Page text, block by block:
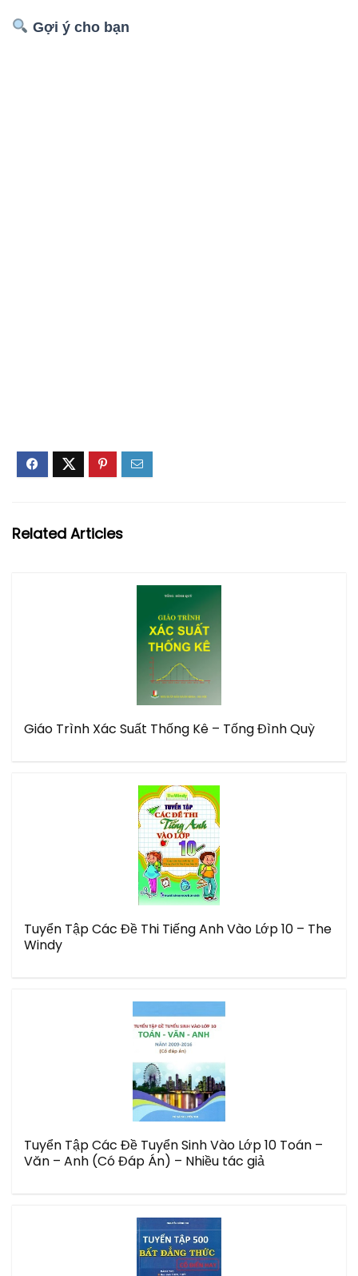
Gợi ý cho bạn
Related Articles
Giáo Trình Xác Suất Thống Kê – Tống Đình Quỳ
Tuyển Tập Các Đề Thi Tiếng Anh Vào Lớp 10 – The
Windy
Tuyển Tập Các Đề Tuyển Sinh Vào Lớp 10 Toán –
Văn – Anh (Có Đáp Án) – Nhiều tác giả